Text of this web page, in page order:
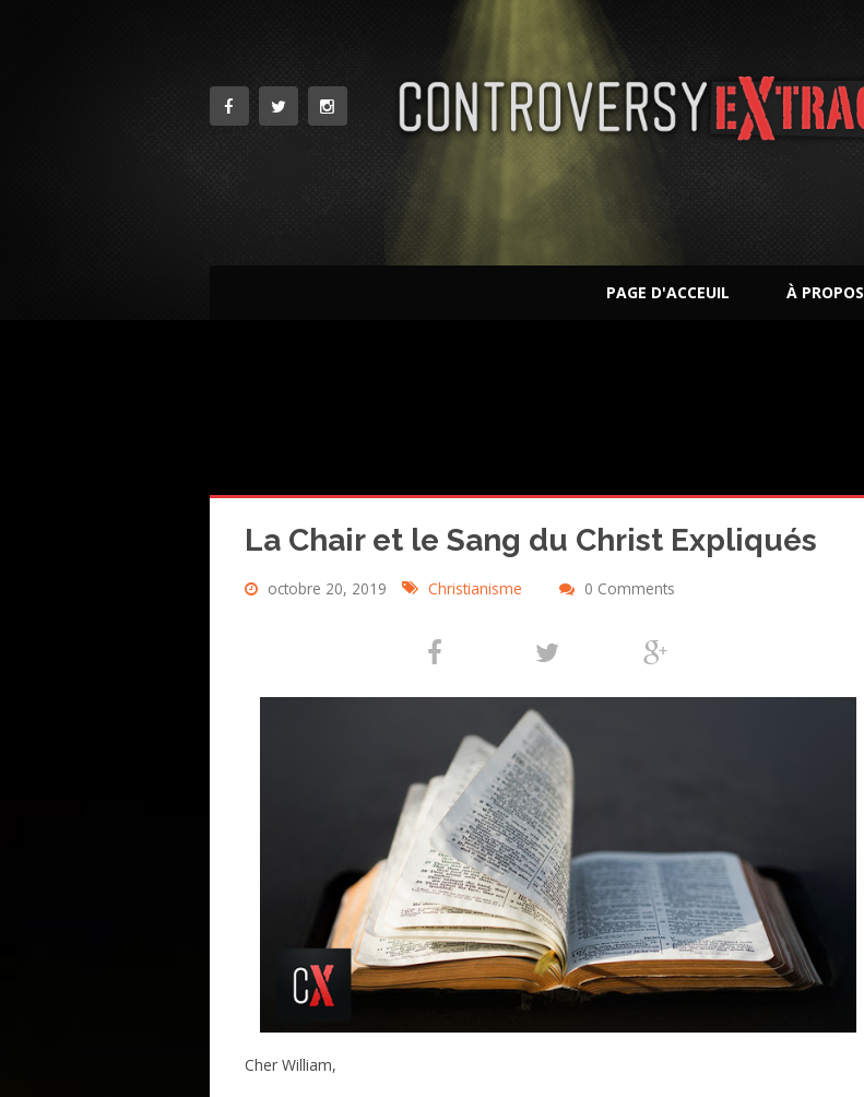
PAGE D'ACCEUIL À PROPOS
La Chair et le Sang du Christ Expliqués
octobre 20, 2019 Christianisme 0 Comments
Cher William,